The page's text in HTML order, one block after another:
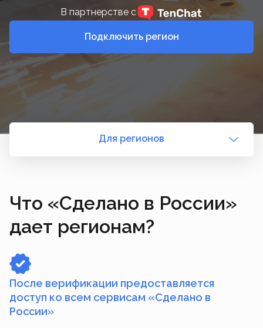
Подключить регион
В партнерстве с
Для регионов
Что «Сделано в России»
дает регионам?
После верификации предоставляется
доступ ко всем сервисам «Сделано в
России»